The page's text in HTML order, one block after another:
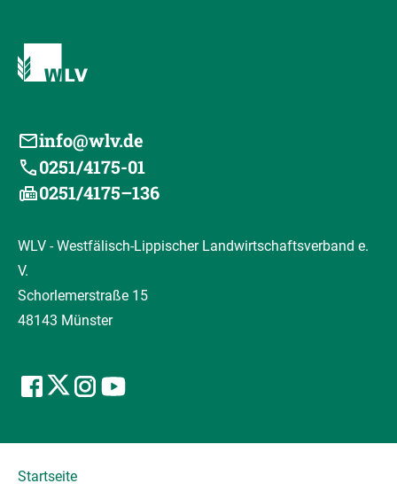
info@wlv.de
0251/4175-01
0251/4175–136
WLV - Westfälisch-Lippischer Landwirtschaftsverband e.
V.
Schorlemerstraße 15
48143 Münster
Startseite